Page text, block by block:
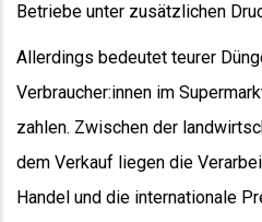
Betriebe unter zusätzlichen
Allerdings bedeutet teurer
Verbraucher:innen im
zahlen. Zwischen der
dem Verkauf liegen die
Handel und die internationale